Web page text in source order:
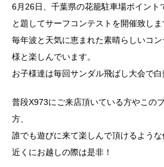
6月26日、千葉県の花籠駐車場ポイント
と題してサーフコンテストを開催致しま
毎年波と天気に恵まれた素晴らしいコ
様と楽しんでいます。
お子様達は毎回サンダル飛ばし大会で白
普段X973にご来店頂いている方やこの
方、
誰でも遊びに来て楽しんで頂けるよう
近くにお越しの際は是非！